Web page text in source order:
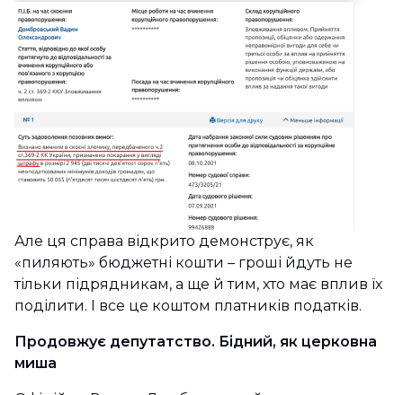
Але ця справа відкрито демонструє, як
«пиляють» бюджетні кошти – гроші йдуть не
тільки підрядникам, а ще й тим, хто має вплив їх
поділити. І все це коштом платників податків.
Продовжує депутатство. Бідний, як церковна
миша